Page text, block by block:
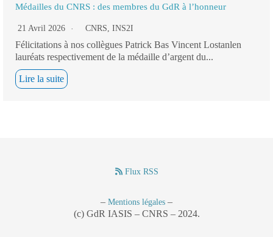
Médailles du CNRS : des membres du GdR à l’honneur
21 Avril 2026 CNRS, INS2I
Félicitations à nos collègues Patrick Bas Vincent Lostanlen
lauréats respectivement de la médaille d’argent du...
Lire la suite
Flux RSS
– Mentions légales –
(c) GdR IASIS – CNRS – 2024.